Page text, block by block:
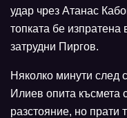
удар чрез Атанас
топката бе изпратена
затрудни Пиргов.
Няколко минути след
Илиев опита късмета
разстояние, но прати